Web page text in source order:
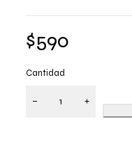
$590
Cantidad